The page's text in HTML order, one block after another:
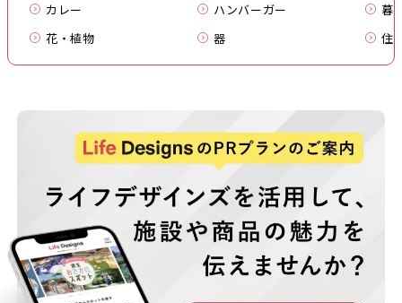
カレー
ハンバーガー
暮
花・植物
器 住